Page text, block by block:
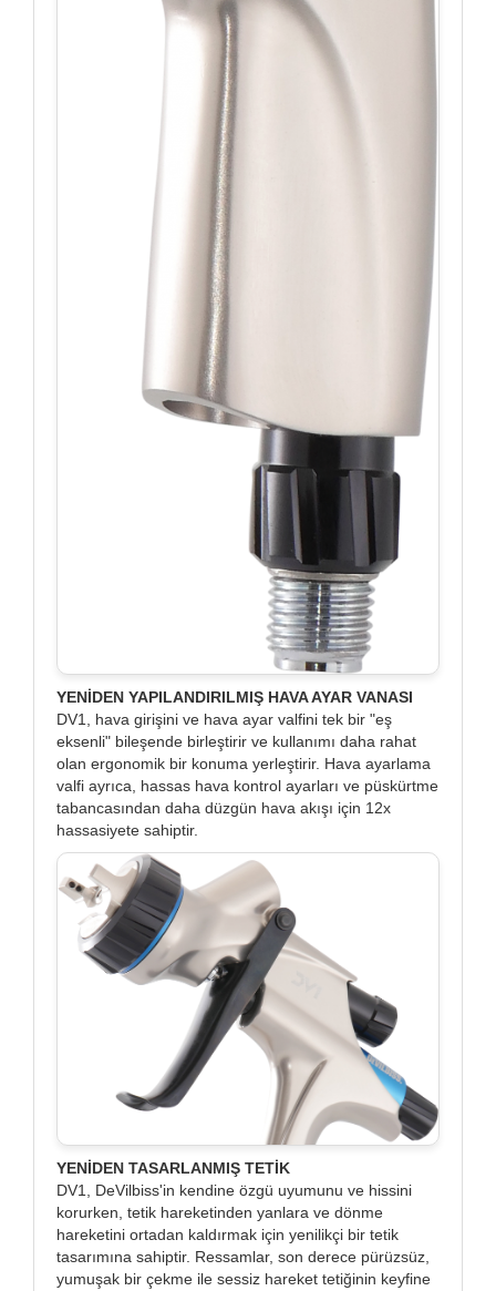
YENİDEN YAPILANDIRILMIŞ HAVA AYAR VANASI
DV1, hava girişini ve hava ayar valfini tek bir "eş
eksenli" bileşende birleştirir ve kullanımı daha rahat
olan ergonomik bir konuma yerleştirir. Hava ayarlama
valfi ayrıca, hassas hava kontrol ayarları ve püskürtme
tabancasından daha düzgün hava akışı için 12x
hassasiyete sahiptir.
YENİDEN TASARLANMIŞ TETİK
DV1, DeVilbiss'in kendine özgü uyumunu ve hissini
korurken, tetik hareketinden yanlara ve dönme
hareketini ortadan kaldırmak için yenilikçi bir tetik
tasarımına sahiptir. Ressamlar, son derece pürüzsüz,
yumuşak bir çekme ile sessiz hareket tetiğinin keyfine